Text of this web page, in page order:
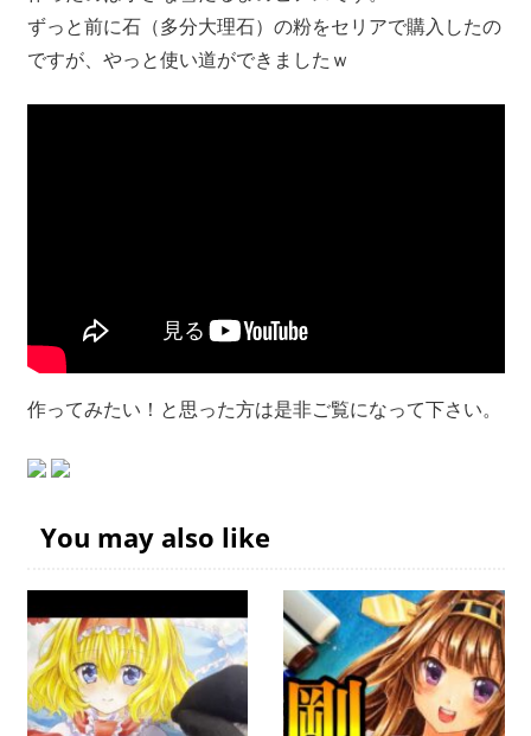
ずっと前に石（多分大理石）の粉をセリアで購入したの
ですが、やっと使い道ができましたｗ
作ってみたい！と思った方は是非ご覧になって下さい。
You may also like